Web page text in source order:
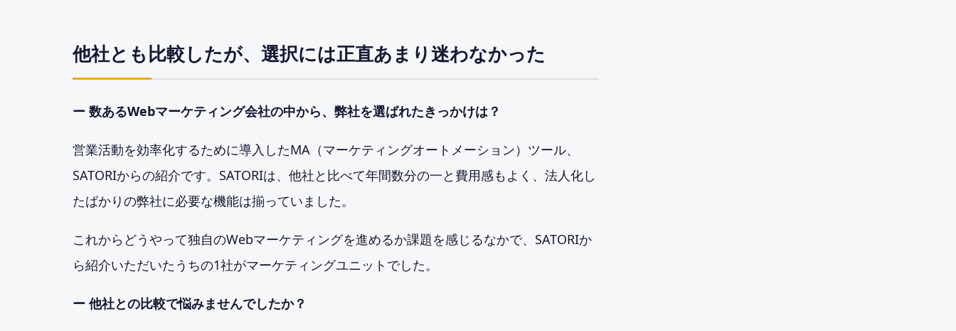
他社とも比較したが、選択には正直あまり迷わなかった
ー 数あるWebマーケティング会社の中から、弊社を選ばれたきっかけは？
営業活動を効率化するために導入したMA（マーケティングオートメーション）ツール、
SATORIからの紹介です。SATORIは、他社と比べて年間数分の一と費用感もよく、法人化し
たばかりの弊社に必要な機能は揃っていました。
これからどうやって独自のWebマーケティングを進めるか課題を感じるなかで、SATORIか
ら紹介いただいたうちの1社がマーケティングユニットでした。
ー 他社との比較で悩みませんでしたか？